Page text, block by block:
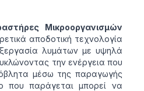
Μικροοργανισμών
αποδοτική τεχνολογία
λυμάτων με υψηλά
την ενέργεια που
μέσω της παραγωγής
που παράγεται μπορεί να